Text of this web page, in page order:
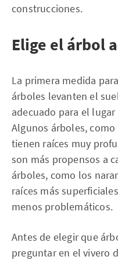
construcciones.
Elige el árbol
La primera medida
árboles levanten el
adecuado para el
Algunos árboles,
tienen raíces muy
son más propensos a
árboles, como los
raíces más
menos problemáticos.
Antes de elegir que
preguntar en el vivero